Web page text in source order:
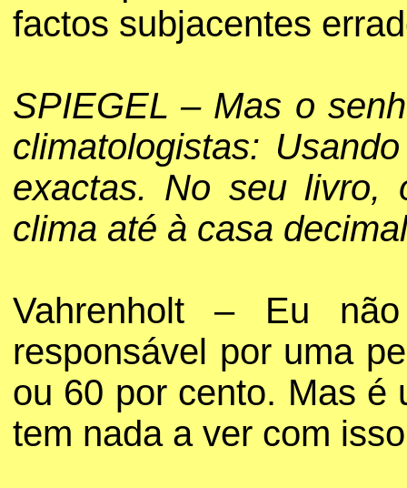
factos subjacentes
SPIEGEL – Mas o
climatologistas:
exactas. No seu livro,
clima até à casa
Vahrenholt – Eu
responsável por uma
ou 60 por cento. Mas é
tem nada a ver com